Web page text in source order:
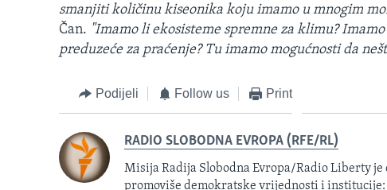
smanjiti količinu kiseonika koju imamo u mnogim
Čan. "Imamo li ekosisteme spremne za klimu?
preduzeće za praćenje? Tu imamo mogućnosti da
Podijeli Follow us Print
RADIO SLOBODNA EVROPA (RFE/RL)
Misija Radija Slobodna Evropa/Radio Liberty
promoviše demokratske vrijednosti i